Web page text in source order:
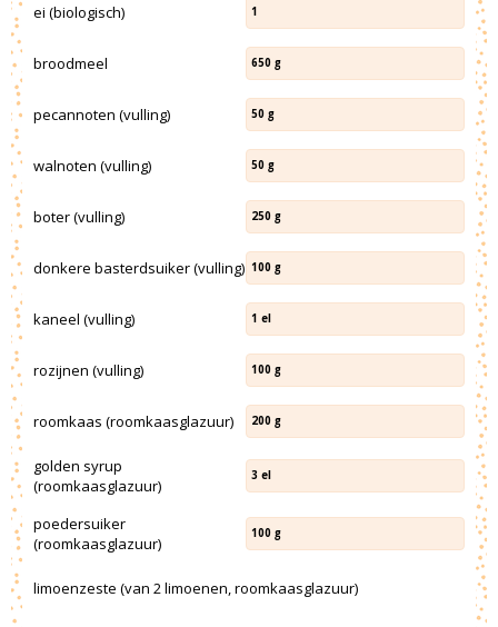
ei (biologisch) 1
broodmeel 650 g
pecannoten (vulling) 50 g
walnoten (vulling) 50 g
boter (vulling) 250 g
donkere basterdsuiker (vulling) 100 g
kaneel (vulling) 1 el
rozijnen (vulling) 100 g
roomkaas (roomkaasglazuur) 200 g
golden syrup
(roomkaasglazuur)
3 el
poedersuiker
(roomkaasglazuur)
100 g
limoenzeste (van 2 limoenen, roomkaasglazuur)